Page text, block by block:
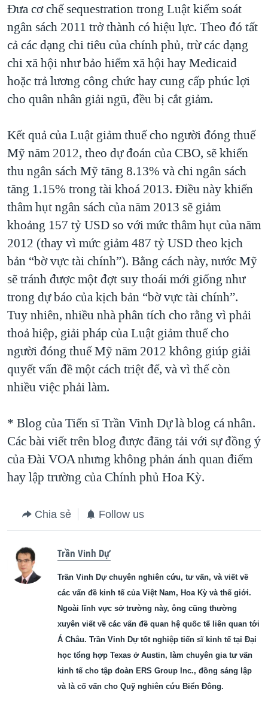
Đưa cơ chế sequestration trong Luật kiểm soát
ngân sách 2011 trở thành có hiệu lực. Theo đó tất
cả các dạng chi tiêu của chính phủ, trừ các dạng
chi xã hội như bảo hiểm xã hội hay Medicaid
hoặc trả lương công chức hay cung cấp phúc lợi
cho quân nhân giải ngũ, đều bị cắt giảm.
Kết quả của Luật giảm thuế cho người đóng thuế
Mỹ năm 2012, theo dự đoán của CBO, sẽ khiến
thu ngân sách Mỹ tăng 8.13% và chi ngân sách
tăng 1.15% trong tài khoá 2013. Điều này khiến
thâm hụt ngân sách của năm 2013 sẽ giảm
khoảng 157 tỷ USD so với mức thâm hụt của năm
2012 (thay vì mức giảm 487 tỷ USD theo kịch
bản “bờ vực tài chính”). Bằng cách này, nước Mỹ
sẽ tránh được một đợt suy thoái mới giống như
trong dự báo của kịch bản “bờ vực tài chính”.
Tuy nhiên, nhiều nhà phân tích cho rằng vì phải
thoả hiệp, giải pháp của Luật giảm thuế cho
người đóng thuế Mỹ năm 2012 không giúp giải
quyết vấn đề một cách triệt để, và vì thế còn
nhiều việc phải làm.
* Blog của Tiến sĩ Trần Vinh Dự là blog cá nhân.
Các bài viết trên blog được đăng tải với sự đồng ý
của Ðài VOA nhưng không phản ánh quan điểm
hay lập trường của Chính phủ Hoa Kỳ.
Chia sẻ Follow us
Trần Vinh Dự
Trần Vinh Dự chuyên nghiên cứu, tư vấn, và viết về
các vấn đề kinh tế của Việt Nam, Hoa Kỳ và thế giới.
Ngoài lĩnh vực sở trường này, ông cũng thường
xuyên viết về các vấn đề quan hệ quốc tế liên quan tới
Á Châu. Trần Vinh Dự tốt nghiệp tiến sĩ kinh tế tại Đại
học tổng hợp Texas ở Austin, làm chuyên gia tư vấn
kinh tế cho tập đoàn ERS Group Inc., đồng sáng lập
và là cố vấn cho Quỹ nghiên cứu Biển Đông.